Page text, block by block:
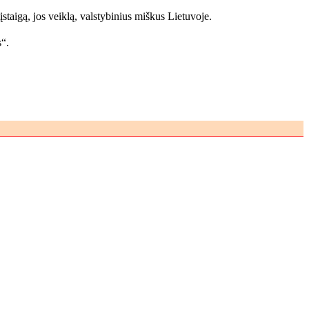
jos veiklą, valstybinius miškus Lietuvoje.